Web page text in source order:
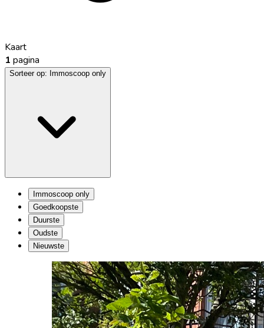
Kaart
1 pagina
Sorteer op: Immoscoop only
Immoscoop only
Goedkoopste
Duurste
Oudste
Nieuwste